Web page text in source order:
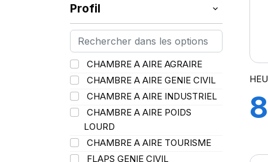
KLEBER
LASSA (174)
LING LONG (152)
PROMETEON
SCHRADER
(24)
SIOC (23)
Profil
CHAMBRE A AIRE AGRAIRE
CHAMBRE A AIRE GENIE CIVIL
CHAMBRE A AIRE INDUSTRIEL
CHAMBRE A AIRE POIDS
LOURD
CHAMBRE A AIRE TOURISME
FLAPS GENIE CIVIL